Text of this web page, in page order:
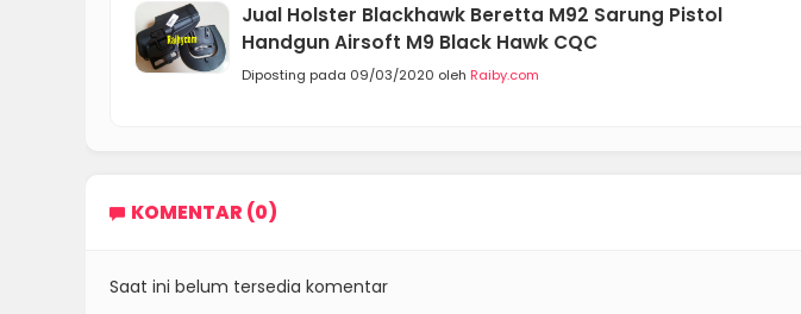
Jual Holster Blackhawk Beretta M92 Sarung Pistol
Handgun Airsoft M9 Black Hawk CQC
Diposting pada 09/03/2020 oleh Raiby.com
KOMENTAR (0)
Saat ini belum tersedia komentar